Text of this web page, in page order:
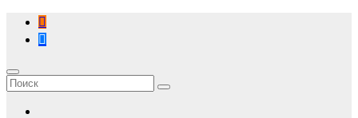
Перейти
содержимому